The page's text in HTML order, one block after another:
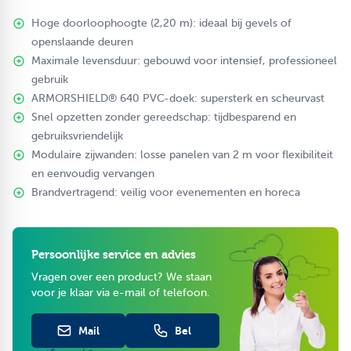
Steek de vleugelbout in het koppelstuk.
Draai de bout vast in de geïntegreerde moer.
Vast is vast – een solide verbinding zonder speling of losraken.
Dit systeem bespaart tijd bij op- en afbouw en voorkomt slijtage
aan het frame.
Unieke klittenbandflappen – steviger dan ooit
De verticale flappen van het dak zijn bij de GO-PRO voorzien
van klittenband op 4 punten: Aan de bovenzijde bij het dakzeil
en drie bevestigingspunten langs de staander.Dit innovatieve
systeem voorkomt dat de flappen loskomen of afscheuren, een
Bij Grizzly Outdoor behoort dit tot het verleden, waardoor je
jarenlang zorgeloos gebruik kunt maken van je tent.
De zijwanden bestaan uit losse panelen van 2 meter breed.
Deze modulaire opbouw biedt maximale flexibiliteit bij
professioneel gebruik:
Panelen eenvoudig vervangen bij schade.
Hoge doorloophoogte (2,20 m): ideaal bij gevels of
openslaande deuren
Maximale levensduur: gebouwd voor intensief, professioneel
gebruik
ARMORSHIELD® 640 PVC-doek: supersterk en scheurvast
Snel opzetten zonder gereedschap: tijdbesparend en
gebruiksvriendelijk
Modulaire zijwanden: losse panelen van 2 m voor flexibiliteit
en eenvoudig vervangen
Brandvertragend: veilig voor evenementen en horeca
Persoonlijke service en advies
Vragen over een product? We staan
voor je klaar via e-mail of telefoon.
Mail Bel